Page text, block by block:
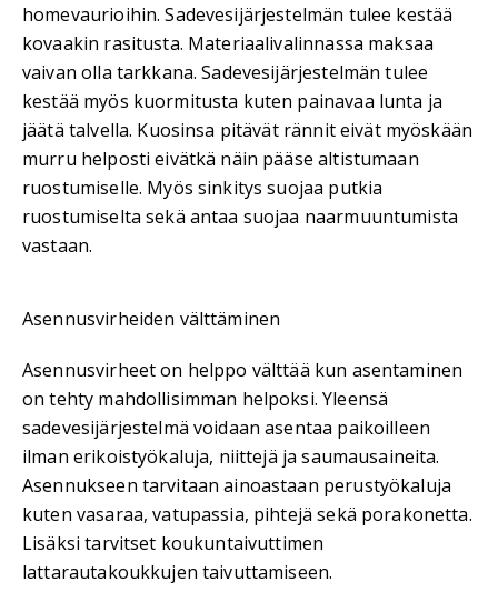
homevaurioihin. Sadevesijärjestelmän tulee kestää
kovaakin rasitusta. Materiaalivalinnassa maksaa
vaivan olla tarkkana. Sadevesijärjestelmän tulee
kestää myös kuormitusta kuten painavaa lunta ja
jäätä talvella. Kuosinsa pitävät rännit eivät myöskään
murru helposti eivätkä näin pääse altistumaan
ruostumiselle. Myös sinkitys suojaa putkia
ruostumiselta sekä antaa suojaa naarmuuntumista
vastaan.
Asennusvirheiden välttäminen
Asennusvirheet on helppo välttää kun asentaminen
on tehty mahdollisimman helpoksi. Yleensä
sadevesijärjestelmä voidaan asentaa paikoilleen
ilman erikoistyökaluja, niittejä ja saumausaineita.
Asennukseen tarvitaan ainoastaan perustyökaluja
kuten vasaraa, vatupassia, pihtejä sekä porakonetta.
Lisäksi tarvitset koukuntaivuttimen
lattarautakoukkujen taivuttamiseen.